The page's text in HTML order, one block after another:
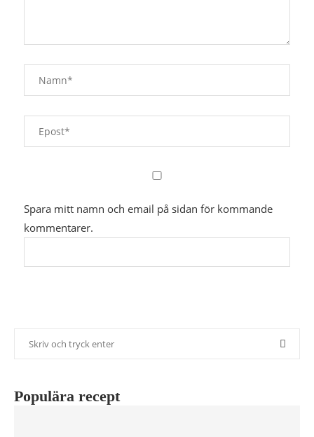
Spara mitt namn och email på sidan för kommande
kommentarer.
Populära recept